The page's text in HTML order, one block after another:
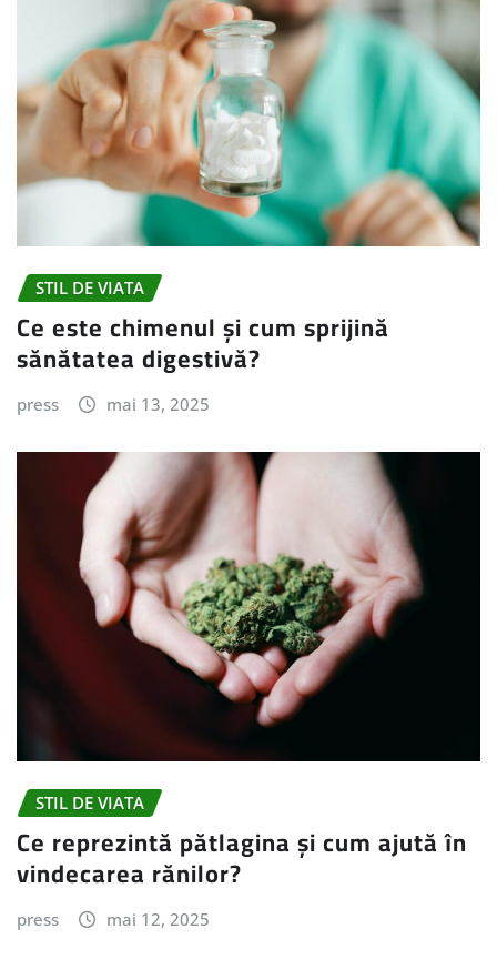
STIL DE VIATA
Ce este chimenul și cum sprijină
sănătatea digestivă?
press mai 13, 2025
STIL DE VIATA
Ce reprezintă pătlagina și cum ajută în
vindecarea rănilor?
press mai 12, 2025